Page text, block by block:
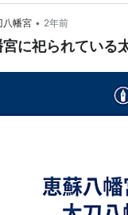
八幡宮 • 2年前
宮に祀られてい